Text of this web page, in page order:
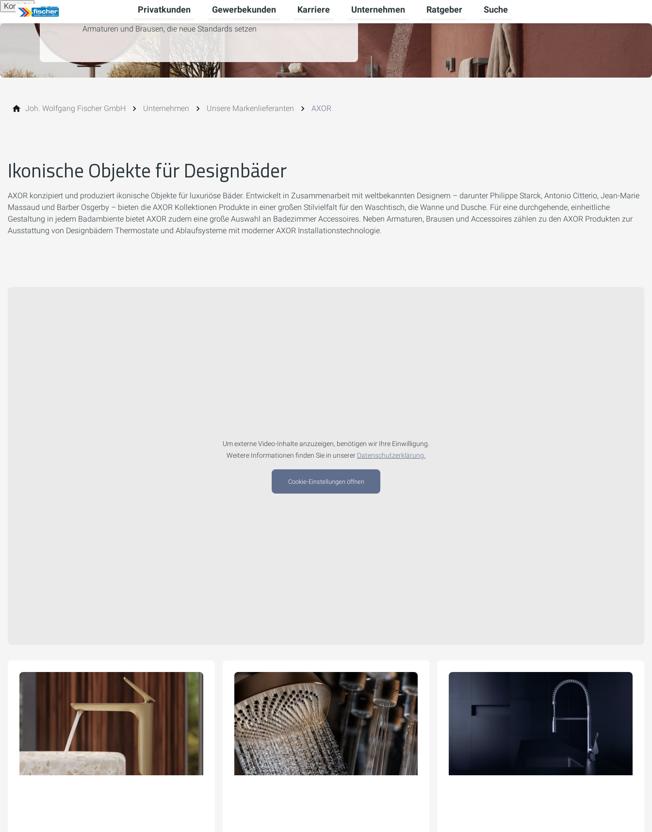
Kontakt Privatkunden
Untermenü für Privatkunden umschalten
Gewerbekunden
Untermenü für Gewerbekunden umschalten
Karriere
Untermenü für Karriere umschalten
Unternehmen
Untermenü für Unternehmen umschalten
Ratgeber
Untermenü für Ratgeber umschalten
Suche
Armaturen und Brausen, die neue Standards setzen
Joh. Wolfgang Fischer GmbH Unternehmen Unsere Markenlieferanten AXOR
Ikonische Objekte für Designbäder
AXOR konzipiert und produziert ikonische Objekte für luxuriöse Bäder. Entwickelt in Zusammenarbeit mit weltbekannten Designern – darunter Philippe Starck, Antonio Citterio, Jean-Marie
Massaud und Barber Osgerby – bieten die AXOR Kollektionen Produkte in einer großen Stilvielfalt für den Waschtisch, die Wanne und Dusche. Für eine durchgehende, einheitliche
Gestaltung in jedem Badambiente bietet AXOR zudem eine große Auswahl an Badezimmer Accessoires. Neben Armaturen, Brausen und Accessoires zählen zu den AXOR Produkten zur
Ausstattung von Designbädern Thermostate und Ablaufsysteme mit moderner AXOR Installationstechnologie.
Um externe Video-Inhalte anzuzeigen, benötigen wir Ihre Einwilligung.
Weitere Informationen finden Sie in unserer Datenschutzerklärung.
Cookie-Einstellungen öffnen